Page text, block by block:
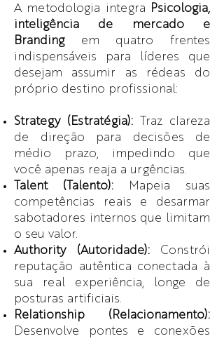
A metodologia integra
Psicologia,
inteligência de mercado e
Brandingem quatro frentes
indispensáveis para líderes que
desejam assumir as rédeas do
próprio destino profissional:
Strategy (Estratégia):
Traz clareza
de direção para decisões de
médio prazo, impedindo que
você apenas reaja a urgências.
Talent (Talento):
Mapeia suas
competências reais e desarmar
sabotadores internos que limitam
o seu valor.
Authority (Autoridade): Constrói
reputação autêntica conectada à
sua real experiência, longe de
posturas artificiais.
Relationship (Relacionamento):
Desenvolve pontes e conexões